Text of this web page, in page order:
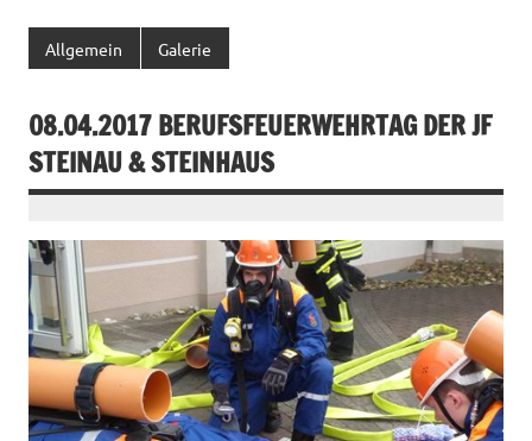
Allgemein Galerie
08.04.2017 BERUFSFEUERWEHRTAG DER JF
STEINAU & STEINHAUS